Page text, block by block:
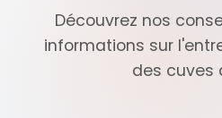
Découvrez nos
informations sur
des cuves